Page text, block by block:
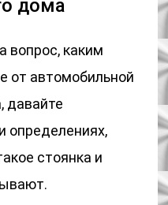
дома
вопрос, каким
от автомобильной
давайте
определениях,
стоянка и